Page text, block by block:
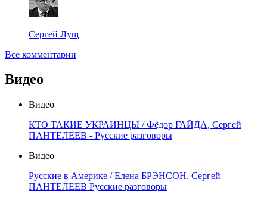
Сергей Лущ
Все комментарии
Видео
Видео
КТО ТАКИЕ УКРАИНЦЫ / Фёдор ГАЙДА, Сергей
ПАНТЕЛЕЕВ - Русские разговоры
Видео
Русские в Америке / Елена БРЭНСОН, Сергей
ПАНТЕЛЕЕВ Русские разговоры